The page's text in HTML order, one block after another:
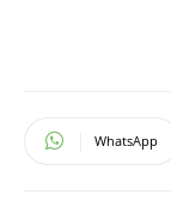
WhatsApp